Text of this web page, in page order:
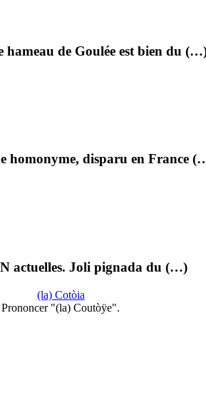
hameau de Goulée est bien du
homonyme, disparu en France
actuelles. Joli pignada du (…)
(la) Cotòia
Prononcer "(la) Coutòÿe".